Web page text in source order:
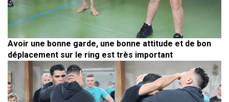
Avoir une bonne garde, une bonne attitude et de bon
déplacement sur le ring est très important